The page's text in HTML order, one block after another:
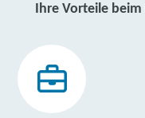
Ihre Vorteile